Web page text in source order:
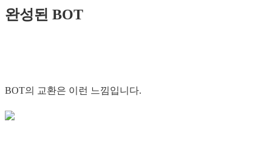
완성된 BOT
BOT의 교환은 이런 느낌입니다.